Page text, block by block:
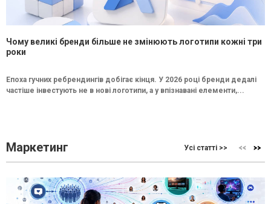
Чому великі бренди більше не змінюють логотипи кожні три
роки
Епоха гучних ребрендингів добігає кінця. У 2026 році бренди дедалі
частіше інвестують не в нові логотипи, а у впізнавані елементи,...
Маркетинг Усі статті >>